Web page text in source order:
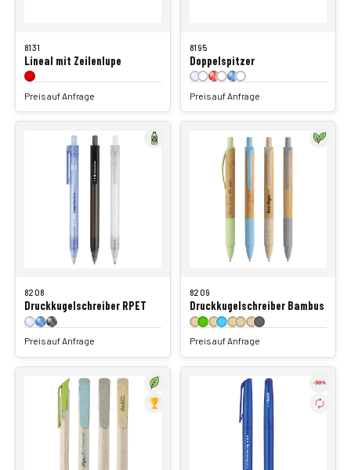
8131
Lineal mit Zeilenlupe
Preis auf Anfrage
8195
Doppelspitzer
Preis auf Anfrage
8208
Druckkugelschreiber RPET
Preis auf Anfrage
8209
Druckkugelschreiber Bambus
Preis auf Anfrage